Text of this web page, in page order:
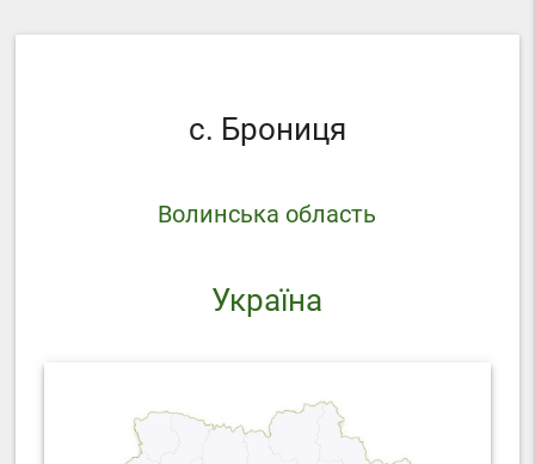
с. Брониця
Волинська область
Україна